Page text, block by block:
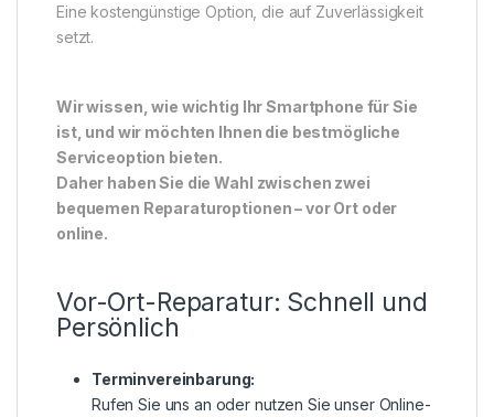
Eine kostengünstige Option, die auf Zuverlässigkeit
setzt.
Wir wissen, wie wichtig Ihr Smartphone für Sie
ist, und wir möchten Ihnen die bestmögliche
Serviceoption bieten.
Daher haben Sie die Wahl zwischen zwei
bequemen Reparaturoptionen – vor Ort oder
online.
Vor-Ort-Reparatur: Schnell und
Persönlich
Terminvereinbarung:
Rufen Sie uns an oder nutzen Sie unser Online-